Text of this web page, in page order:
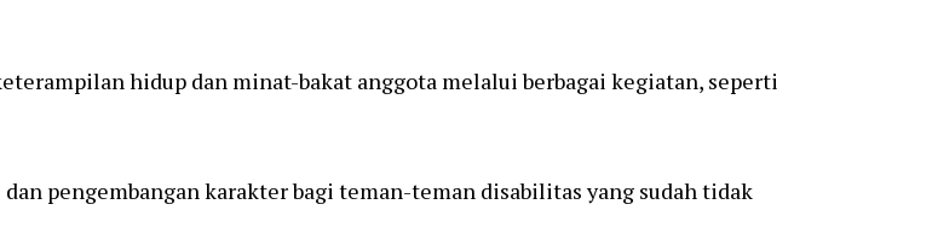
hidup dan minat-bakat anggota melalui berbagai kegiatan, seperti
pengembangan karakter bagi teman-teman disabilitas yang sudah tidak